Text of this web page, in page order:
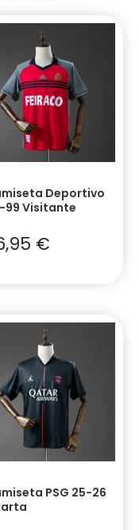
Deportivo
99 Visitante
€
PSG 25-26